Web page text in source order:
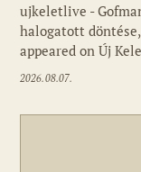
Fotó: ujkelet.live
ujkeletlive -
halogatott
appeared on Új
2026.08.07.